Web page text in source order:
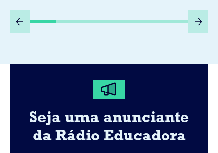
Seja uma anunciante
da Rádio Educadora